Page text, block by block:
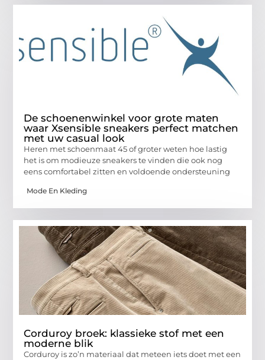
De schoenenwinkel voor grote maten
waar Xsensible sneakers perfect matchen
met uw casual look
Heren met schoenmaat 45 of groter weten hoe lastig
het is om modieuze sneakers te vinden die ook nog
eens comfortabel zitten en voldoende ondersteuning
Mode En Kleding
Corduroy broek: klassieke stof met een
moderne blik
Corduroy is zo’n materiaal dat meteen iets doet met een